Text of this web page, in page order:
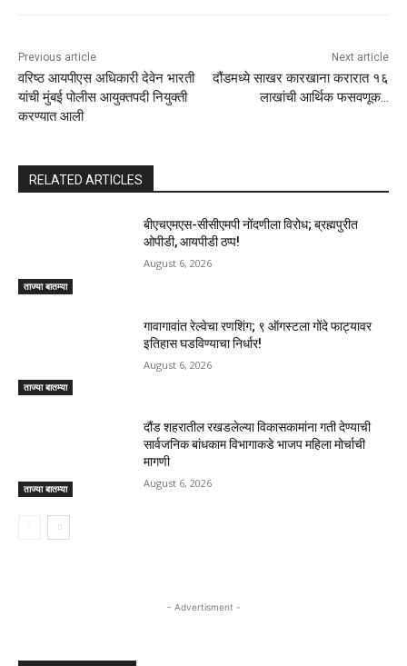
Previous article
वरिष्ठ आयपीएस अधिकारी देवेन भारती
यांची मुंबई पोलीस आयुक्तपदी नियुक्ती
करण्यात आली
Next article
दौंडमध्ये साखर कारखाना करारात १६
लाखांची आर्थिक फसवणूक…
RELATED ARTICLES
ताज्या बातम्या
बीएचएमएस-सीसीएमपी नोंदणीला विरोध; ब्रह्मपुरीत
ओपीडी, आयपीडी ठप्प!
August 6, 2026
ताज्या बातम्या
गावागावांत रेल्वेचा रणशिंग; ९ ऑगस्टला गोंदे फाट्यावर
इतिहास घडविण्याचा निर्धार!
August 6, 2026
ताज्या बातम्या
दौंड शहरातील रखडलेल्या विकासकामांना गती देण्याची
सार्वजनिक बांधकाम विभागाकडे भाजप महिला मोर्चाची
मागणी
August 6, 2026
- Advertisment -